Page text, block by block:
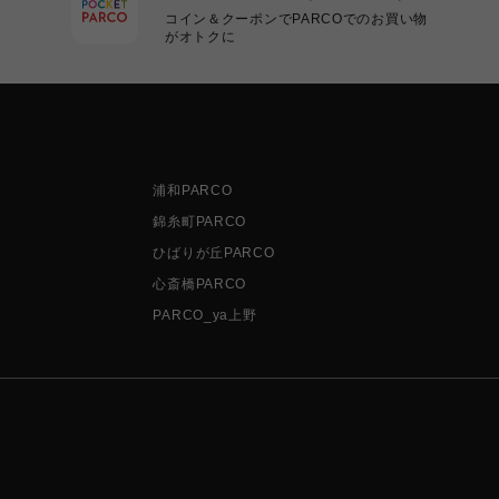
コイン＆クーポンでPARCOでのお買い物
がオトクに
浦和PARCO
錦糸町PARCO
ひばりが丘PARCO
心斎橋PARCO
PARCO_ya上野